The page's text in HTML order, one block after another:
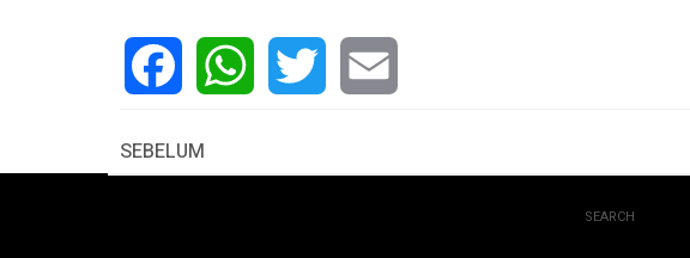
SEBELUM
SEARCH